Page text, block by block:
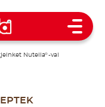
Open
Nutella®-val